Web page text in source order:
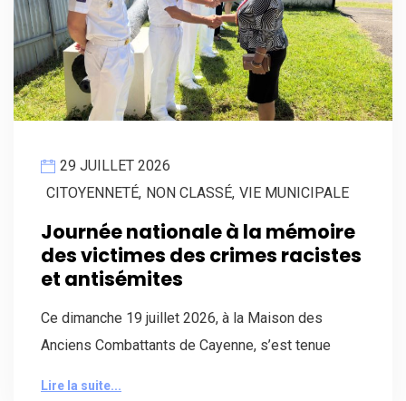
29 JUILLET 2026
CITOYENNETÉ, NON CLASSÉ, VIE MUNICIPALE
Journée nationale à la mémoire
des victimes des crimes racistes
et antisémites
Ce dimanche 19 juillet 2026, à la Maison des
Anciens Combattants de Cayenne, s’est tenue
Lire la suite...